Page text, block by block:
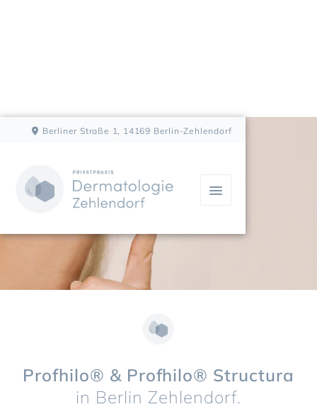
Berliner Straße 1, 14169 Berlin-Zehlendorf
Profhilo® & Profhilo® Structura
in Berlin Zehlendorf.